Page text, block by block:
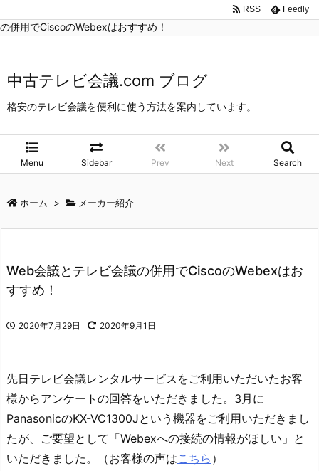
Web会議とテレビ会議
の併用でCiscoのWebexはおすすめ！
中古テレビ会議.com ブログ
格安のテレビ会議を便利に使う方法を案内しています。
Menu Sidebar Prev Next Search
RSS Feedly
ホーム > メーカー紹介
Web会議とテレビ会議の併用でCiscoのWebexはお
すすめ！
2020年7月29日 2020年9月1日
先日テレビ会議レンタルサービスをご利用いただいたお客
様からアンケートの回答をいただきました。3月に
PanasonicのKX-VC1300Jという機器をご利用いただきまし
たが、ご要望として「Webexへの接続の情報がほしい」と
いただきました。（お客様の声はこちら ）